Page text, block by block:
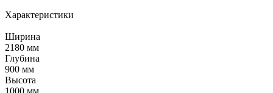
Характеристики
Ширина
2180 мм
Глубина
900 мм
Высота
1000 мм